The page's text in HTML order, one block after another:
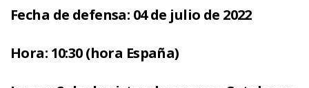
Fecha de defensa: 04 de julio de 2022
Hora: 10:30 (hora España)